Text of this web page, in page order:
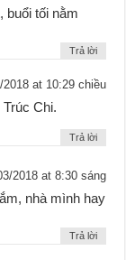
buổi tối nằm
Trả lời
2018 at 10:29 chiều
Chi.
Trả lời
2018 at 8:30 sáng
nhà mình hay
Trả lời